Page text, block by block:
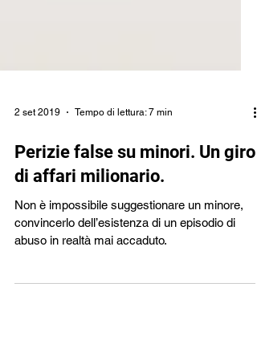
2 set 2019 Tempo di lettura: 7 min
Perizie false su minori. Un giro
di affari milionario.
Non è impossibile suggestionare un minore,